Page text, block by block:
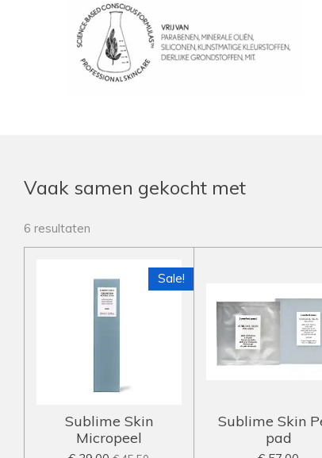
Vaak samen gekocht met
6 resultaten
Sale!
Sublime Skin
Micropeel
Sublime Skin
pad